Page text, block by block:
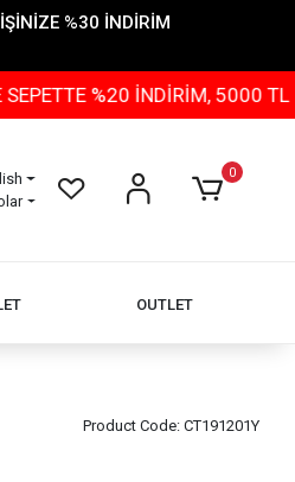
%30 İNDİRİM
%20 İNDİRİM, 5000 TL
0
OUTLET
Product Code: CT191201Y